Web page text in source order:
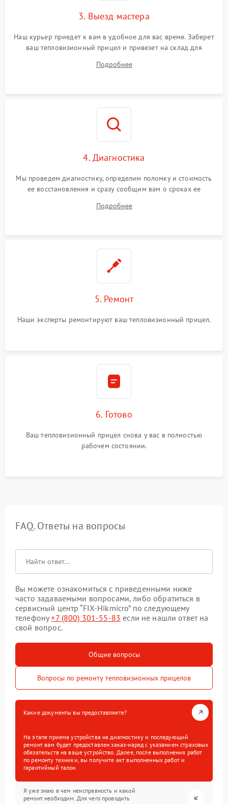
3. Выезд мастера
Наш курьер приедет к вам в удобное для вас время. Заберет
ваш тепловизионный прицел и привезет на склад для
Подробнее
4. Диагностика
Мы проведем диагностику, определим поломку и стоимость
ее восстановления и сразу сообщим вам о сроках ее
Подробнее
5. Ремонт
Наши эксперты ремонтируют ваш тепловизионный прицел.
6. Готово
Ваш тепловизионный прицел снова у вас в полностью
рабочем состоянии.
FAQ. Ответы на вопросы
Вы можете ознакомиться с приведенными ниже
часто задаваемыми вопросами, либо обратиться в
сервисный центр “FIX-Hikmicro” по следующему
телефону+7 (800) 301-55-83 если не нашли ответ на
свой вопрос.
Общие вопросы
Вопросы по ремонту тепловизионных прицелов
Какие документы вы предоставляете?
На этапе приема устройства на диагностику и последующий
ремонт вам будет предоставлен заказ-наряд с указанием страховых
обязательств на ваше устройство. Далее, после выполнения работ
по ремонту техники, вы получите акт выполненных работ и
гарантийный талон.
Я уже знаю в чем неисправность и какой
ремонт необходим. Для чего проводить